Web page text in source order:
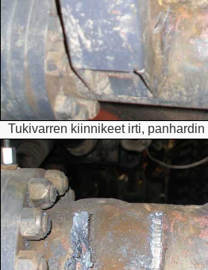
Tukivarren kiinnikeet irti,